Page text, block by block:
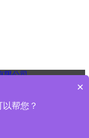
限公司
×
帮您？